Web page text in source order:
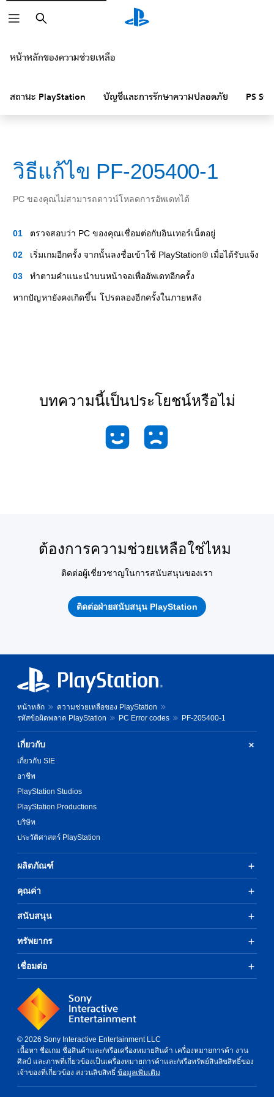
หน้าหลักของความช่วยเหลือ
สถานะ PlayStation บัญชีและการรักษาความปลอดภัย PS
วิธีแก้ไข PF-205400-1
PC ของคุณไม่สามารถดาวน์โหลดการอัพเดทได้
ตรวจสอบว่า PC ของคุณเชื่อมต่อกับอินเทอร์เน็ตอยู่
เริ่มเกมอีกครั้ง จากนั้นลงชื่อเข้าใช้ PlayStation® เมื่อได้รับแจ้ง
ทำตามคำแนะนำบนหน้าจอเพื่ออัพเดทอีกครั้ง
หากปัญหายังคงเกิดขึ้น โปรดลองอีกครั้งในภายหลัง
บทความนี้เป็นประโยชน์หรือไม่
ต้องการความช่วยเหลือใช่ไหม
ติดต่อผู้เชี่ยวชาญในการสนับสนุนของเรา
ติดต่อฝ่ายสนับสนุน PlayStation
หน้าหลัก
ความช่วยเหลือของ PlayStation
รหัสข้อผิดพลาด PlayStation
PC Error codes PF-205400-1
เกี่ยวกับ
เกี่ยวกับ SIE
อาชีพ
PlayStation Studios
PlayStation Productions
บริษัท
ประวัติศาสตร์ PlayStation
ผลิตภัณฑ์
คุณค่า
สนับสนุน
ทรัพยากร
เชื่อมต่อ
© 2026 Sony Interactive Entertainment LLC
เนื้อหา ชื่อเกม ชื่อสินค้าและ/หรือเครื่องหมายสินค้า เครื่องหมายการค้า งาน
ศิลป์ และภาพที่เกี่ยวข้องเป็นเครื่องหมายการค้าและ/หรือทรัพย์สินลิขสิทธิ์ของ
เจ้าของที่เกี่ยวข้อง สงวนลิขสิทธิ์ ข้อมูลเพิ่มเติม